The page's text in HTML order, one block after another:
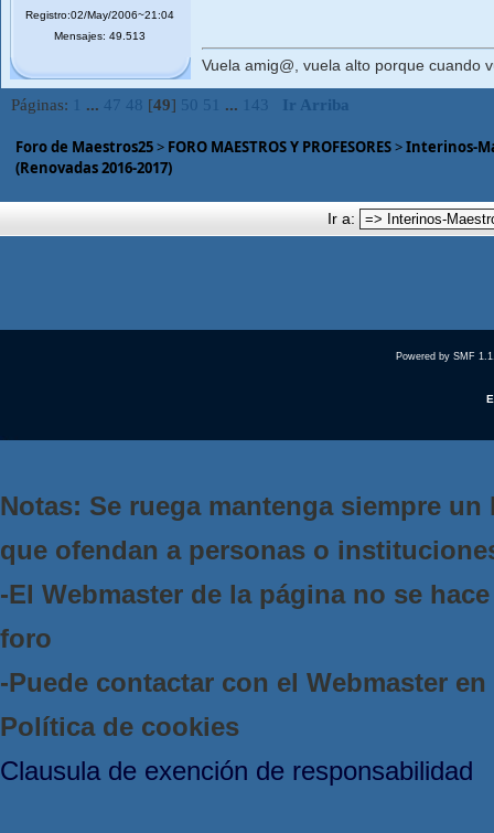
Registro:02/May/2006~21:04
Mensajes: 49.513
Vuela amig@, vuela alto porque cuando
Páginas: ... 47 48 [49] 50 51 ... 143 Ir Arriba
Foro de Maestros25> FORO MAESTROS Y PROFESORES>Interinos-
(Renovadas 2016-2017)
Ir a:
Powered by SMF
Notas: Se ruega mantenga siempre
que ofendan a personas o
-El Webmaster de la página no se
foro
-Puede contactar con el Webmaster
Política de cookies
Clausula de exención de responsabilidad